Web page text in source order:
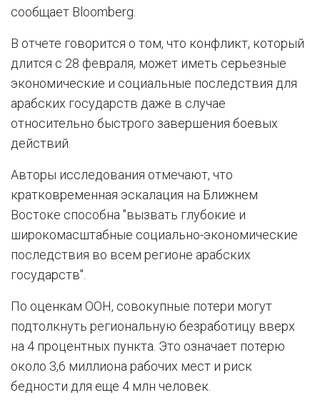
сообщает Bloomberg.
В отчете говорится о том, что конфликт, который
длится с 28 февраля, может иметь серьезные
экономические и социальные последствия для
арабских государств даже в случае
относительно быстрого завершения боевых
действий.
Авторы исследования отмечают, что
кратковременная эскалация на Ближнем
Востоке способна "вызвать глубокие и
широкомасштабные социально-экономические
последствия во всем регионе арабских
государств".
По оценкам ООН, совокупные потери могут
подтолкнуть региональную безработицу вверх
на 4 процентных пункта. Это означает потерю
около 3,6 миллиона рабочих мест и риск
бедности для еще 4 млн человек.